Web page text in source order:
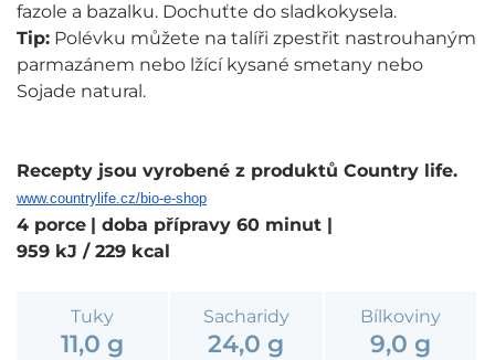
fazole a bazalku. Dochuťte do sladkokysela.
Tip: Polévku můžete na talíři zpestřit nastrouhaným
parmazánem nebo lžící kysané smetany nebo
Sojade natural.
Recepty jsou vyrobené z produktů Country life.
www.countrylife.cz/bio-e-shop
4 porce | doba přípravy 60 minut |
959 kJ / 229 kcal
Tuky
11,0 g
Sacharidy
24,0 g
Bílkoviny
9,0 g